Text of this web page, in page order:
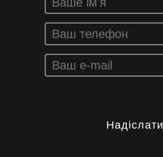
Надіслати